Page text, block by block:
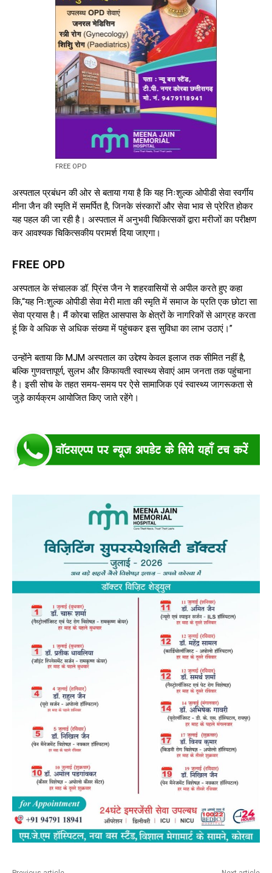
FREE OPD
अस्पताल प्रबंधन की ओर से बताया गया है कि यह निःशुल्क ओपीडी सेवा स्वर्गीय
मीना जैन की स्मृति में समर्पित है, जिनके संस्कारों और सेवा भाव से प्रेरित होकर
यह पहल की जा रही है। अस्पताल में अनुभवी चिकित्सकों द्वारा मरीजों का परीक्षण
कर आवश्यक चिकित्सकीय परामर्श दिया जाएगा।
FREE OPD
अस्पताल के संचालक डॉ. प्रिंस जैन ने शहरवासियों से अपील करते हुए कहा
कि,“यह निःशुल्क ओपीडी सेवा मेरी माता की स्मृति में समाज के प्रति एक छोटा सा
सेवा प्रयास है। मैं कोरबा सहित आसपास के क्षेत्रों के नागरिकों से आग्रह करता
हूं कि वे अधिक से अधिक संख्या में पहुंचकर इस सुविधा का लाभ उठाएं।”
उन्होंने बताया कि MJM अस्पताल का उद्देश्य केवल इलाज तक सीमित नहीं है,
बल्कि गुणवत्तापूर्ण, सुलभ और किफायती स्वास्थ्य सेवाएं आम जनता तक पहुंचाना
है। इसी सोच के तहत समय-समय पर ऐसे सामाजिक एवं स्वास्थ्य जागरूकता से
जुड़े कार्यक्रम आयोजित किए जाते रहेंगे।